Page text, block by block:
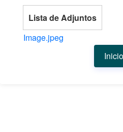
Lista de Adjuntos
Image.jpeg
Inicio